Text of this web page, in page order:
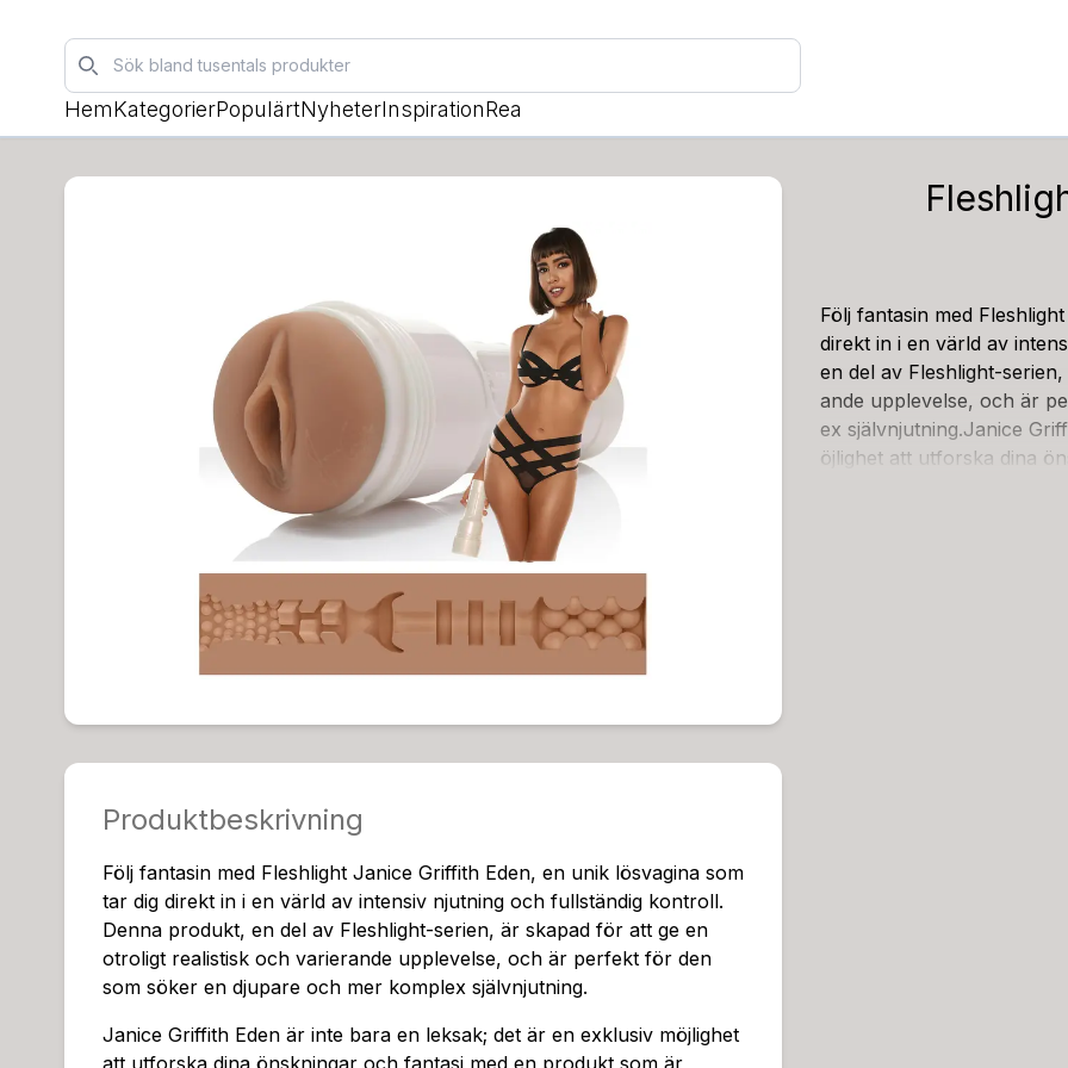
Sök
HemKategorierPopulärtNyheterInspirationRea
Följ fantasin med
direkt in i en värld av
en del av Fleshlight-
ande upplevelse, och är
ex självnjutning.Janice
öjlighet att utforska dina
aterial, som är lika
en ligger i dess unika
varierande mönster,
varje passage bygger
n. Genom justerbart
Produktbeskrivning
Följ fantasin med Fleshlight Janice Griffith Eden, en unik lösvagina som
tar dig direkt in i en värld av intensiv njutning och fullständig kontroll.
Denna produkt, en del av Fleshlight-serien, är skapad för att ge en
otroligt realistisk och varierande upplevelse, och är perfekt för den
som söker en djupare och mer komplex självnjutning.
Janice Griffith Eden är inte bara en leksak; det är en exklusiv möjlighet
att utforska dina önskningar och fantasi med en produkt som är